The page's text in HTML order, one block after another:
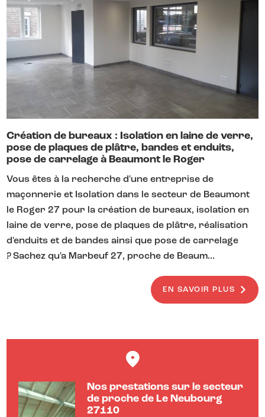
Création de bureaux : Isolation en laine de verre,
pose de plaques de plâtre, bandes et enduits,
pose de carrelage à Beaumont le Roger
Vous êtes à la recherche d'une entreprise de
maçonnerie et Isolation dans le secteur de Beaumont
le Roger 27 pour la création de bureaux, isolation en
laine de verre, pose de plaques de plâtre, réalisation
d'enduits et de bandes ainsi que pose de carrelage
? Sachez qu'a Marbeuf 27, proche de Beaum...
EN SAVOIR PLUS
Nos prestations sur le secteur
de proche de Le Neubourg
27110